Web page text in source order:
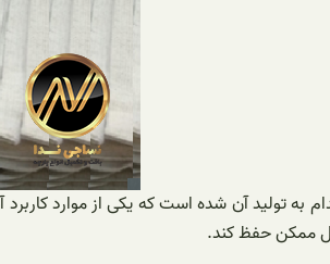
به تولید آن شده است که یکی از موارد
ممکن حفظ کند.